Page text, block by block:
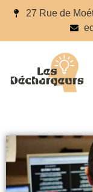
27 Rue de